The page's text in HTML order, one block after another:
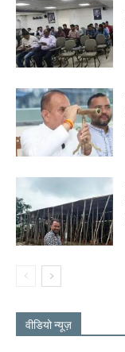
वीडियो न्यूज़